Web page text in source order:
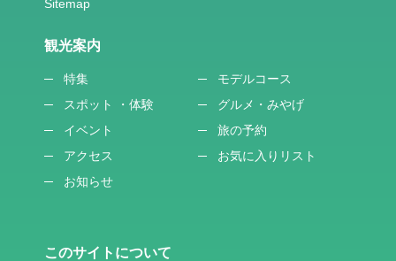
観光案内
特集
モデルコース
スポット ・体験
グルメ・みやげ
イベント
旅の予約
アクセス
お気に入りリスト
お知らせ
このサイトについて